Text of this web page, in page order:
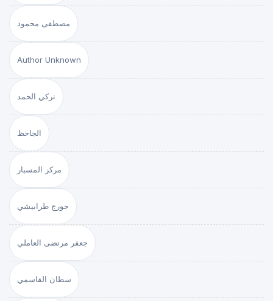
مصطفى محمود
Author Unknown
تركي الحمد
الجاحظ
مركز المسبار
جورج طرابيشي
جعفر مرتضى العاملي
سطان القاسمي